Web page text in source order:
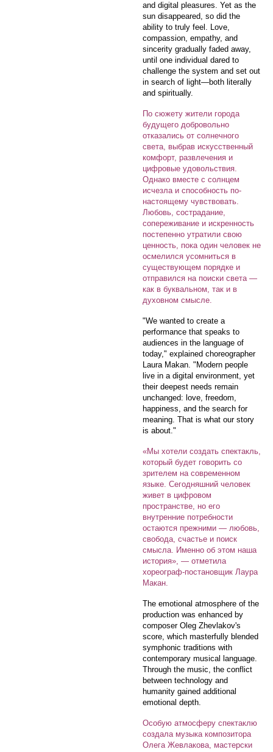
and digital pleasures. Yet as the
sun disappeared, so did the
ability to truly feel. Love,
compassion, empathy, and
sincerity gradually faded away,
until one individual dared to
challenge the system and set out
in search of light—both literally
and spiritually.
По сюжету жители города
будущего добровольно
отказались от солнечного
света, выбрав искусственный
комфорт, развлечения и
цифровые удовольствия.
Однако вместе с солнцем
исчезла и способность по-
настоящему чувствовать.
Любовь, сострадание,
сопереживание и искренность
постепенно утратили свою
ценность, пока один человек не
осмелился усомниться в
существующем порядке и
отправился на поиски света —
как в буквальном, так и в
духовном смысле.
"We wanted to create a
performance that speaks to
audiences in the language of
today," explained choreographer
Laura Makan. "Modern people
live in a digital environment, yet
their deepest needs remain
unchanged: love, freedom,
happiness, and the search for
meaning. That is what our story
is about."
«Мы хотели создать спектакль,
который будет говорить со
зрителем на современном
языке. Сегодняшний человек
живет в цифровом
пространстве, но его
внутренние потребности
остаются прежними — любовь,
свобода, счастье и поиск
смысла. Именно об этом наша
история», — отметила
хореограф-постановщик Лаура
Макан.
The emotional atmosphere of the
production was enhanced by
composer Oleg Zhevlakov's
score, which masterfully blended
symphonic traditions with
contemporary musical language.
Through the music, the conflict
between technology and
humanity gained additional
emotional depth.
Особую атмосферу спектаклю
создала музыка композитора
Олега Жевлакова, мастерски